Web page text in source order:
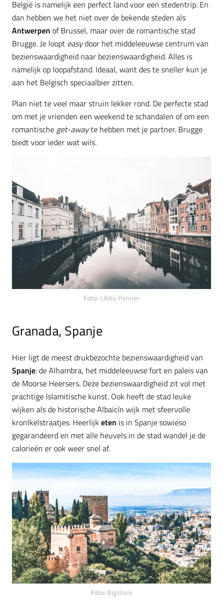
België is namelijk een perfect land voor een stedentrip. En
dan hebben we het niet over de bekende steden als
Antwerpen of Brussel, maar over de romantische stad
Brugge. Je loopt easydoor het middeleeuwse centrum van
bezienswaardigheid naar bezienswaardigheid. Alles is
namelijk op loopafstand. Ideaal, want des te sneller kun je
aan het Belgisch speciaalbier zitten.
Plan niet te veel maar struin lekker rond. De perfecte stad
om met je vrienden een weekend te schandalen of om een
romantische get-awayte hebben met je partner. Brugge
biedt voor ieder wat wils.
Foto: Libby Penner
Granada, Spanje
Hier ligt de meest drukbezochte bezienswaardigheid van
Spanje: de Alhambra, het middeleeuwse fort en paleis van
de Moorse Heersers. Deze bezienswaardigheid zit vol met
prachtige Islamitische kunst. Ook heeft de stad leuke
wijken als de historische Albaicín wijk met sfeervolle
kronlkelstraatjes. Heerlijk eten is in Spanje sowieso
gegarandeerd en met alle heuvels in de stad wandel je de
calorieën er ook weer snel af.
Foto: Bigstock